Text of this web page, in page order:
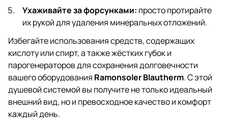
Ухаживайте за форсунками: просто протирайте
их рукой для удаления минеральных отложений.
Избегайте использования средств, содержащих
кислоту или спирт, а также жёстких губок и
парогенераторов для сохранения долговечности
вашего оборудования Ramonsoler Blautherm. С этой
душевой системой вы получите не только идеальный
внешний вид, но и превосходное качество и комфорт
каждый день.